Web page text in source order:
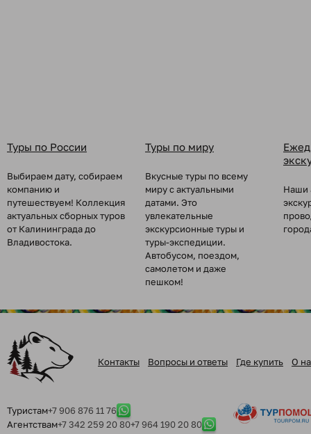
Туры по России
Выбираем дату, собираем
компанию и
путешествуем! Коллекция
актуальных сборных туров
от Калининграда до
Владивостока.
Туры по миру
Вкусные туры по всему
миру с актуальными
датами. Это
увлекательные
экскурсионные туры и
туры-экспедиции.
Автобусом, поездом,
самолетом и даже
пешком!
Наши
Контакты Вопросы и ответы Где купить О
Туристам+7 906 876 11 76
Агентствам+7 342 259 20 80+7 964 190 20 80